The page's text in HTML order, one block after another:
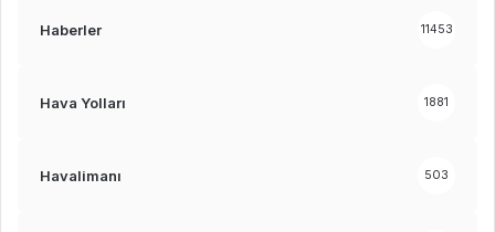
Haberler 11453
Hava Yolları 1881
Havalimanı 503